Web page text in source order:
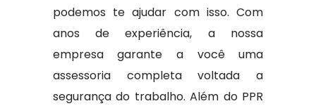
podemos te ajudar com isso. Com
anos de experiência, a nossa
empresa garante a você uma
assessoria completa voltada a
segurança do trabalho. Além do PPR